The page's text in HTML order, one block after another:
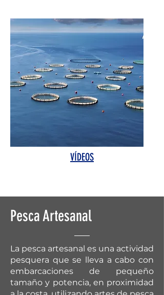
VÍDEOS
Pesca Artesanal
La pesca artesanal es una actividad
pesquera que se lleva a cabo con
embarcaciones de pequeño
tamaño y potencia, en proximidad